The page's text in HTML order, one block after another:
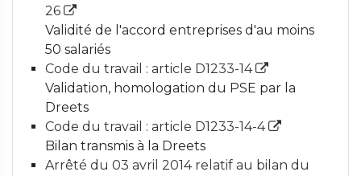
26
Validité de l'accord entreprises d'au moins
50 salariés
Code du travail : article D1233-14
Validation, homologation du PSE par la
Dreets
Code du travail : article D1233-14-4
Bilan transmis à la Dreets
Arrêté du 03 avril 2014 relatif au bilan du